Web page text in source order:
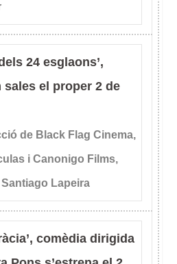
24 esglaons’,
sales el proper 2 de
de Black Flag Cinema,
i Canonigo Films,
Lapeira
comèdia dirigida